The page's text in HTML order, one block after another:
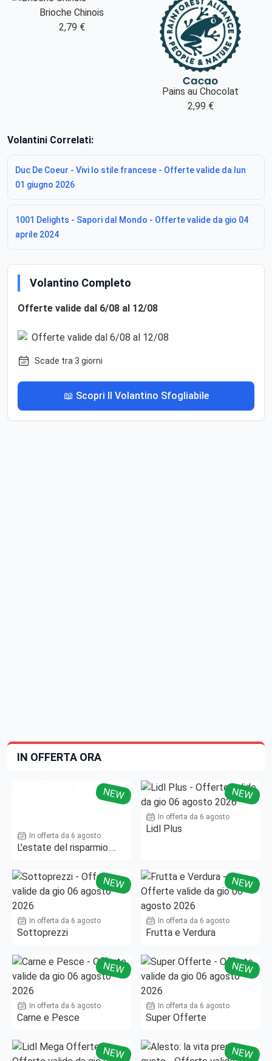
Brioche Chinois
2,79 €
Pains au Chocolat
2,99 €
Volantini Correlati:
Duc De Coeur - Vivi lo stile francese - Offerte valide da lun
01 giugno 2026
1001 Delights - Sapori dal Mondo - Offerte valide da gio 04
aprile 2024
Volantino Completo
Offerte valide dal 6/08 al 12/08
Scade tra 3 giorni
📖 Scopri Il Volantino Sfogliabile
IN OFFERTA ORA
NEW
In offerta da 6 agosto
L'estate del risparmio.
NEW
In offerta da 6 agosto
Lidl Plus
NEW
In offerta da 6 agosto
Sottoprezzi
NEW
In offerta da 6 agosto
Frutta e Verdura
NEW
In offerta da 6 agosto
Carne e Pesce
NEW
In offerta da 6 agosto
Super Offerte
NEW NEW